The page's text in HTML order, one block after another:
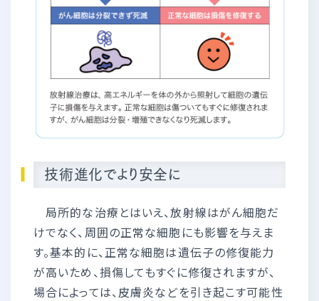
技術進化でより安全に
局所的な治療とはいえ、放射線はがん細胞だ
けでなく、周囲の正常な細胞にも影響を与えま
す。基本的に、正常な細胞は遺伝子の修復能力
が高いため、損傷してもすぐに修復されますが、
場合によっては、皮膚炎などを引き起こす可能性